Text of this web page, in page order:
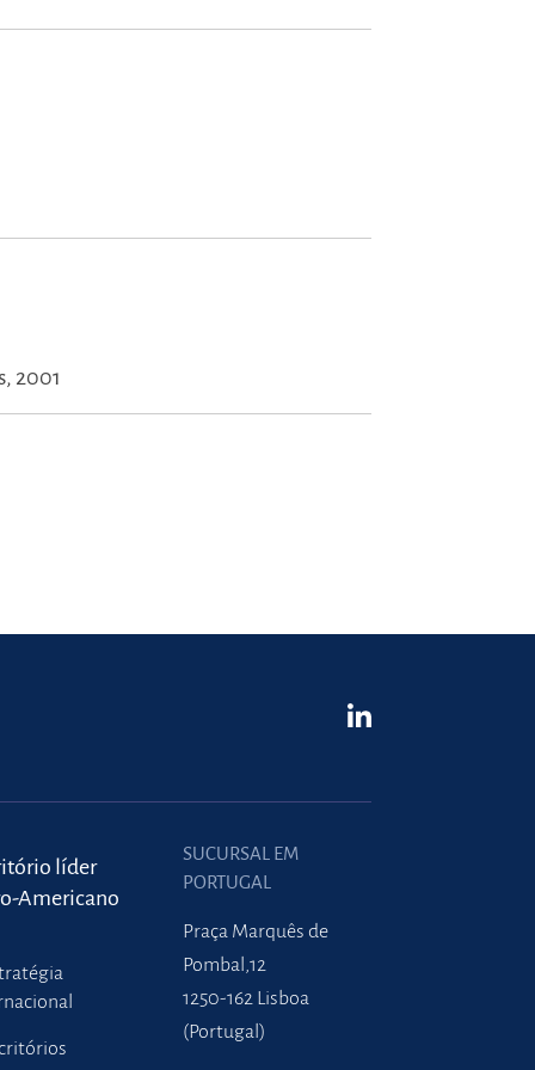
2001
líder
Americano
SUCURSAL EM
PORTUGAL
Praça Marquês de
Pombal,12
1250-162 Lisboa
(Portugal)